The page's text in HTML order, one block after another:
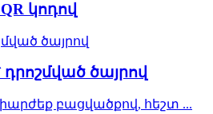
կոդով
դրոշմված ծայրով